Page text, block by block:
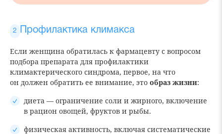
Профилактика климакса
Если женщина обратилась к фармацевту с вопросом
подбора препарата для профилактики
климактерического синдрома, первое, на что
он должен обратить ее внимание, это образ жизни:
диета — ограничение соли и жирного, включение
в рацион овощей, фруктов и рыбы.
физическая активность, включая систематические